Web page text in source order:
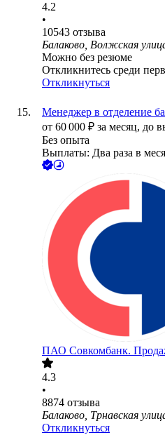
4.2
•
10543 отзыва
Балаково, Волжская
Можно без резюме
Откликнитесь среди
Откликнуться
Менеджер в отделение
от 60 000 ₽ за месяц, до
Без опыта
Выплаты: Два раза в
ПАО Совкомбанк.
4.3
•
8874 отзыва
Балаково, Трнавская
Откликнуться